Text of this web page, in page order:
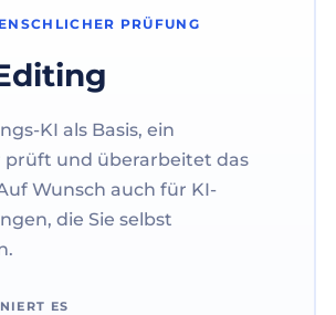
PRÜFUNG
KI als Basis, ein
prüft und überarbeitet das
Wunsch auch für KI-
die Sie selbst
ES